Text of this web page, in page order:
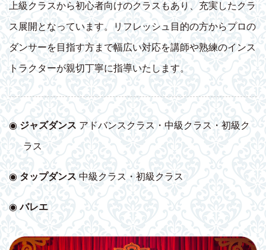
上級クラスから初心者向けのクラスもあり、充実したクラ
ス展開となっています。リフレッシュ目的の方からプロの
ダンサーを目指す方まで幅広い対応を講師や熟練のインス
トラクターが親切丁寧に指導いたします。
◉ジャズダンス アドバンスクラス・中級クラス・初級ク
ラス
◉タップダンス 中級クラス・初級クラス
◉バレエ